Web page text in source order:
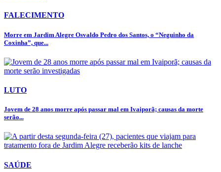
FALECIMENTO
Morre em Jardim Alegre Osvaldo Pedro dos Santos, o “Neguinho da
Coxinha”, que...
LUTO
Jovem de 28 anos morre após passar mal em Ivaiporã; causas da morte
serão...
SAÚDE